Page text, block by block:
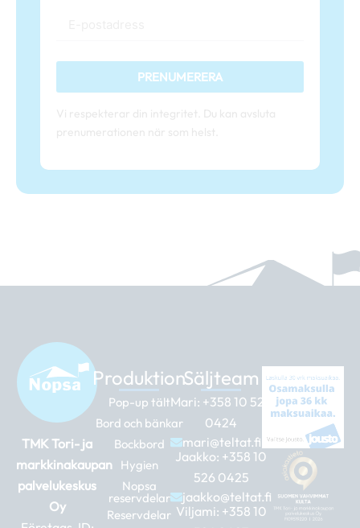
PRENUMERERA
TMK Tori- ja
markkinakaupan
palvelukeskus
Oy
Produktion
Pop-up tält
Bord och bänkar
Bockbord
Hygien
Nopsa
reservdelar
Reservdelar
Säljteam
Mari: +358 10 526
0424
mari@teltat.fi
Jaakko: +358 10
526 0425
jaakko@teltat.fi
Viljami: +358 10